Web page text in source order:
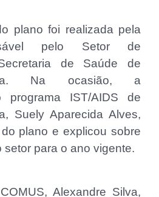
plano foi realizada pela
pelo Setor de
de Saúde de
Na ocasião, a
programa IST/AIDS de
Suely Aparecida Alves,
plano e explicou sobre
para o ano vigente.
Alexandre Silva,